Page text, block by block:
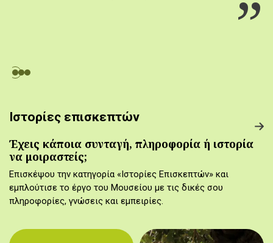
Ιστορίες επισκεπτών
Έχεις κάποια συνταγή, πληροφορία ή ιστορία
να μοιραστείς;
Επισκέψου την κατηγορία «Ιστορίες Επισκεπτών» και
εμπλούτισε το έργο του Μουσείου με τις δικές σου
πληροφορίες, γνώσεις και εμπειρίες.